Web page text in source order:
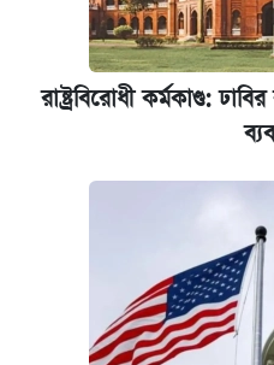
রাষ্ট্রবিরোধী
বিরুদ্ধে ব্যবস্থা
কেমব্রিজ
রাষ্ট্রবিরোধী কর্মকাণ্ড: